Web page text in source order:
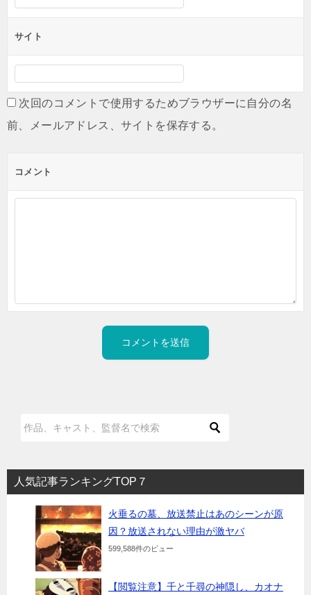
サイト
次回のコメントで使用するためブラウザーに自分の名
前、メールアドレス、サイトを保存する。
コメント
人気記事ランキングTOP７
火垂るの墓、放送禁止はあのシーンが原
因？放送されない理由が激ヤバ
599,588件のビュー
【閲覧注意】千と千尋の神隠し、カオナ